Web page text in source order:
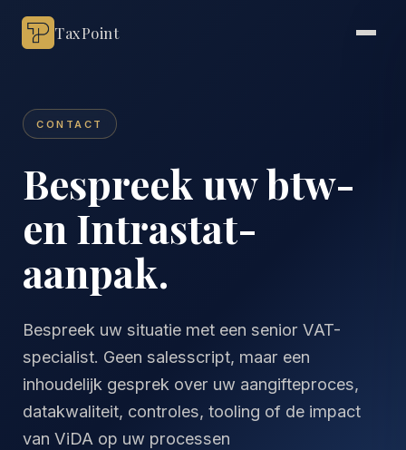
TaxPoint
CONTACT
Bespreek uw btw-
en Intrastat-
aanpak.
Bespreek uw situatie met een senior VAT-
specialist. Geen salesscript, maar een
inhoudelijk gesprek over uw aangifteproces,
datakwaliteit, controles, tooling of de impact
van ViDA op uw processen